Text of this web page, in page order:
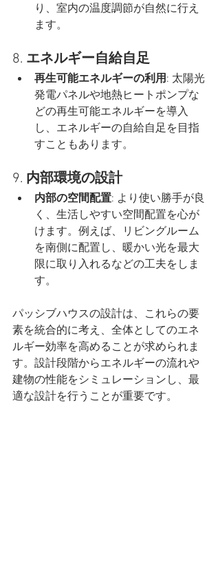
り、室内の温度調節が自然に行え
ます。
8. エネルギー自給自足
再生可能エネルギーの利用: 太陽光
発電パネルや地熱ヒートポンプな
どの再生可能エネルギーを導入
し、エネルギーの自給自足を目指
すこともあります。
9. 内部環境の設計
内部の空間配置: より使い勝手が良
く、生活しやすい空間配置を心が
けます。例えば、リビングルーム
を南側に配置し、暖かい光を最大
限に取り入れるなどの工夫をしま
す。
パッシブハウスの設計は、これらの要
素を統合的に考え、全体としてのエネ
ルギー効率を高めることが求められま
す。設計段階からエネルギーの流れや
建物の性能をシミュレーションし、最
適な設計を行うことが重要です。